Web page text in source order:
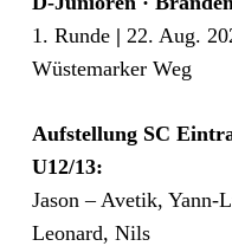
1. Runde| 22. Aug.
Wüstemarker Weg
Aufstellung SC
U12/13:
Jason – Avetik, Yann-
Leonard, Nils